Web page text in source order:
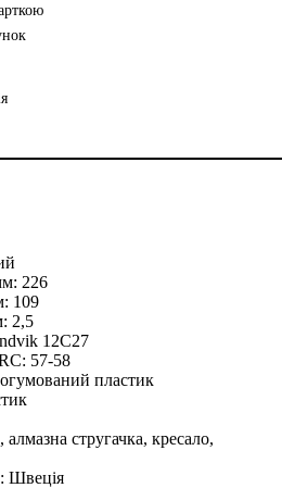
226
109
2,5
12C27
57-58
пластик
алмазна стругачка, кресало,
Швеція